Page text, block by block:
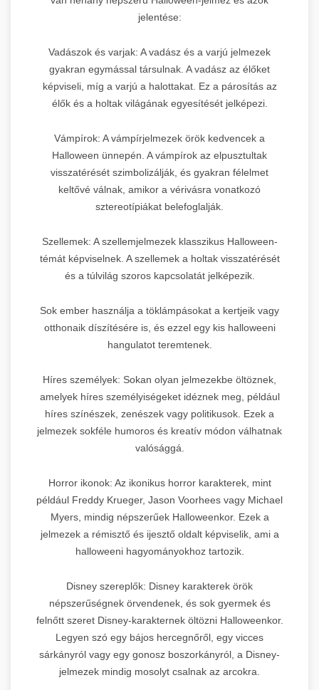
jelentése:
Vadászok és varjak: A vadász és a varjú jelmezek
gyakran egymással társulnak. A vadász az élőket
képviseli, míg a varjú a halottakat. Ez a párosítás az
élők és a holtak világának egyesítését jelképezi.
Vámpírok: A vámpírjelmezek örök kedvencek a
Halloween ünnepén. A vámpírok az elpusztultak
visszatérését szimbolizálják, és gyakran félelmet
keltővé válnak, amikor a vérivásra vonatkozó
sztereotípiákat belefoglalják.
Szellemek: A szellemjelmezek klasszikus Halloween-
témát képviselnek. A szellemek a holtak visszatérését
és a túlvilág szoros kapcsolatát jelképezik.
Sok ember használja a töklámpásokat a kertjeik vagy
otthonaik díszítésére is, és ezzel egy kis halloweeni
hangulatot teremtenek.
Híres személyek: Sokan olyan jelmezekbe öltöznek,
amelyek híres személyiségeket idéznek meg, például
híres színészek, zenészek vagy politikusok. Ezek a
jelmezek sokféle humoros és kreatív módon válhatnak
valósággá.
Horror ikonok: Az ikonikus horror karakterek, mint
például Freddy Krueger, Jason Voorhees vagy Michael
Myers, mindig népszerűek Halloweenkor. Ezek a
jelmezek a rémisztő és ijesztő oldalt képviselik, ami a
halloweeni hagyományokhoz tartozik.
Disney szereplők: Disney karakterek örök
népszerűségnek örvendenek, és sok gyermek és
felnőtt szeret Disney-karakternek öltözni Halloweenkor.
Legyen szó egy bájos hercegnőről, egy vicces
sárkányról vagy egy gonosz boszorkányról, a Disney-
jelmezek mindig mosolyt csalnak az arcokra.